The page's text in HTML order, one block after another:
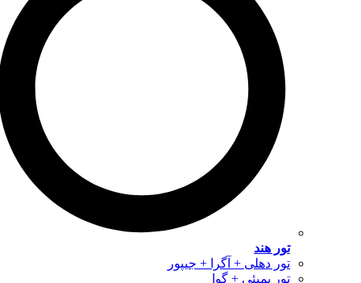
تور هند
تور دهلی + آگرا + جیپور
تور بمبئی + گوا